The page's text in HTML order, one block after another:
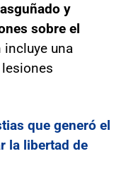
y
sobre el
una
que generó el
la libertad de